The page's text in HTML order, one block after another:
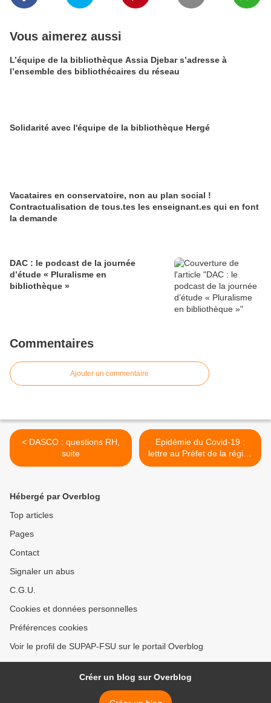
Vous aimerez aussi
L’équipe de la bibliothèque Assia Djebar s’adresse à
l’ensemble des bibliothécaires du réseau
Solidarité avec l'équipe de la bibliothèque Hergé
Vacataires en conservatoire, non au plan social !
Contractualisation de tous.tes les enseignant.es qui en font
la demande
DAC : le podcast de la journée
d’étude « Pluralisme en
bibliothèque »
Commentaires
Ajouter un commentaire
< DASCO : questions RH,
suite
Epidémie du Covid-19 :
lettre au Préfet de la région
Ile-de-France et de Paris >
Hébergé par Overblog
Top articles
Pages
Contact
Signaler un abus
C.G.U.
Cookies et données personnelles
Préférences cookies
Voir le profil de SUPAP-FSU sur le portail Overblog
Créer un blog sur Overblog